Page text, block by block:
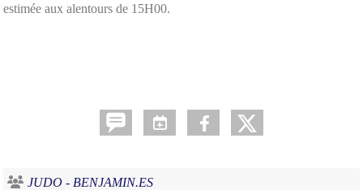
estimée aux alentours de 15H00.
JUDO - BENJAMIN.ES